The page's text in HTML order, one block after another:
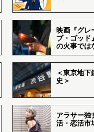
映画『グレ
ブ・ゴッド
の火事では
＜東京地下
史＞
アラサー独
活・恋活市